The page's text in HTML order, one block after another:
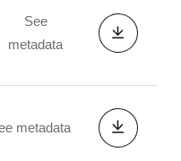
See
metadata
metadata